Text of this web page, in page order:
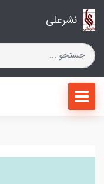
نشرعلی